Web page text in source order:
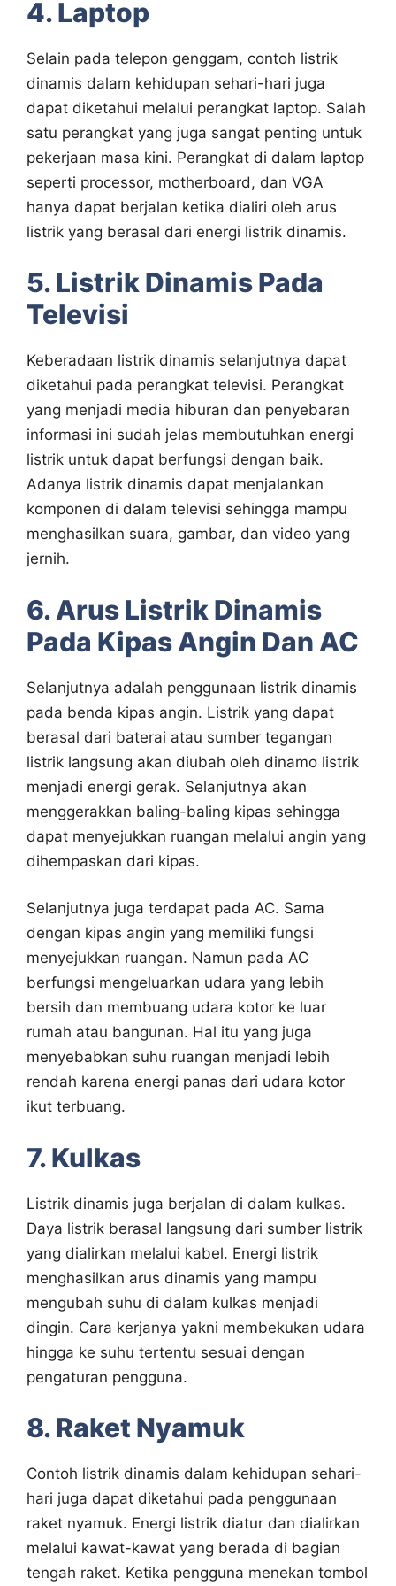
4. Laptop
Selain pada telepon genggam, contoh listrik
dinamis dalam kehidupan sehari-hari juga
dapat diketahui melalui perangkat laptop. Salah
satu perangkat yang juga sangat penting untuk
pekerjaan masa kini. Perangkat di dalam laptop
seperti processor, motherboard, dan VGA
hanya dapat berjalan ketika dialiri oleh arus
listrik yang berasal dari energi listrik dinamis.
5. Listrik Dinamis Pada
Televisi
Keberadaan listrik dinamis selanjutnya dapat
diketahui pada perangkat televisi. Perangkat
yang menjadi media hiburan dan penyebaran
informasi ini sudah jelas membutuhkan energi
listrik untuk dapat berfungsi dengan baik.
Adanya listrik dinamis dapat menjalankan
komponen di dalam televisi sehingga mampu
menghasilkan suara, gambar, dan video yang
jernih.
6. Arus Listrik Dinamis
Pada Kipas Angin Dan AC
Selanjutnya adalah penggunaan listrik dinamis
pada benda kipas angin. Listrik yang dapat
berasal dari baterai atau sumber tegangan
listrik langsung akan diubah oleh dinamo listrik
menjadi energi gerak. Selanjutnya akan
menggerakkan baling-baling kipas sehingga
dapat menyejukkan ruangan melalui angin yang
dihempaskan dari kipas.
Selanjutnya juga terdapat pada AC. Sama
dengan kipas angin yang memiliki fungsi
menyejukkan ruangan. Namun pada AC
berfungsi mengeluarkan udara yang lebih
bersih dan membuang udara kotor ke luar
rumah atau bangunan. Hal itu yang juga
menyebabkan suhu ruangan menjadi lebih
rendah karena energi panas dari udara kotor
ikut terbuang.
7. Kulkas
Listrik dinamis juga berjalan di dalam kulkas.
Daya listrik berasal langsung dari sumber listrik
yang dialirkan melalui kabel. Energi listrik
menghasilkan arus dinamis yang mampu
mengubah suhu di dalam kulkas menjadi
dingin. Cara kerjanya yakni membekukan udara
hingga ke suhu tertentu sesuai dengan
pengaturan pengguna.
8. Raket Nyamuk
Contoh listrik dinamis dalam kehidupan sehari-
hari juga dapat diketahui pada penggunaan
raket nyamuk. Energi listrik diatur dan dialirkan
melalui kawat-kawat yang berada di bagian
tengah raket. Ketika pengguna menekan tombol